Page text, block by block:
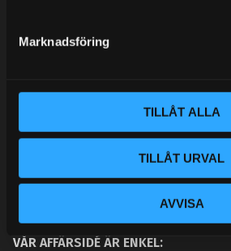
Marknadsföring
TILLÅT ALLA
TILLÅT URVAL
AVVISA
VÅR AFFÄRSIDÉ ÄR ENKEL: